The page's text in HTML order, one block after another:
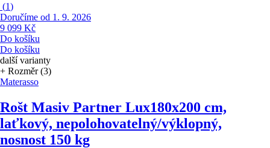
(1)
Doručíme od 1. 9. 2026
9 099 Kč
Do košíku
Do košíku
další varianty
+ Rozměr (3)
Materasso
Rošt Masiv Partner Lux180x200 cm,
laťkový, nepolohovatelný/výklopný,
nosnost 150 kg